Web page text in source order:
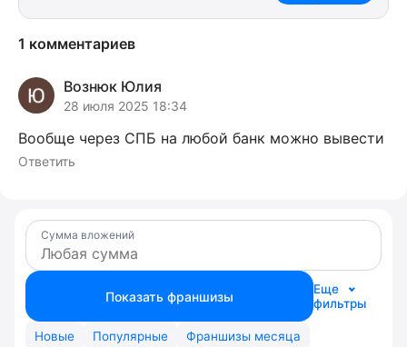
1 комментариев
Вознюк Юлия
28 июля 2025 18:34
Вообще через СПБ на любой банк можно вывести
Ответить
Сумма вложений
Показать франшизы
Еще
фильтры
Новые Популярные
Франшизы месяца